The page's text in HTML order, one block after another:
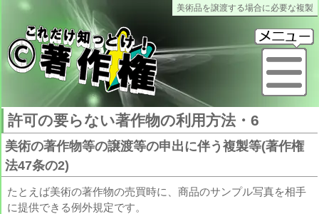
美術品を譲渡する場合に必要な複製
これだけ知っとけ著作権
許可の要らない著作物の利用方法・6
美術の著作物等の譲渡等の申出に伴う複製等(著作権
法47条の2)
たとえば美術の著作物の売買時に、商品のサンプル写真を相手
に提供できる例外規定です。